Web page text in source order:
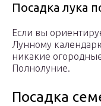
Посадка лука
Если вы
Лунному
никакие
Полнолуние.
Посадка